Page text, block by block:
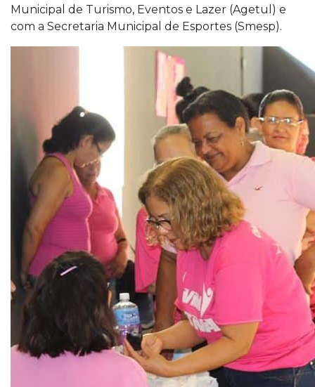
Municipal de Turismo, Eventos e Lazer (Agetul) e
com a Secretaria Municipal de Esportes (Smesp).